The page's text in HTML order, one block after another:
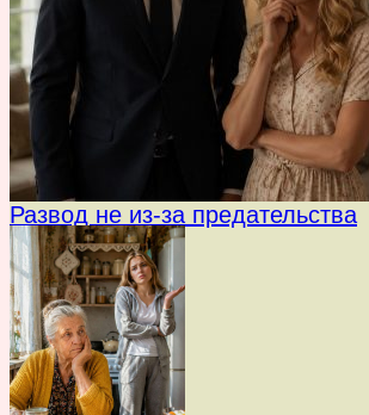
Развод не из-за предательства